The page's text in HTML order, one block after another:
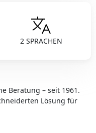
2 SPRACHEN
Beratung – seit 1961.
Lösung für